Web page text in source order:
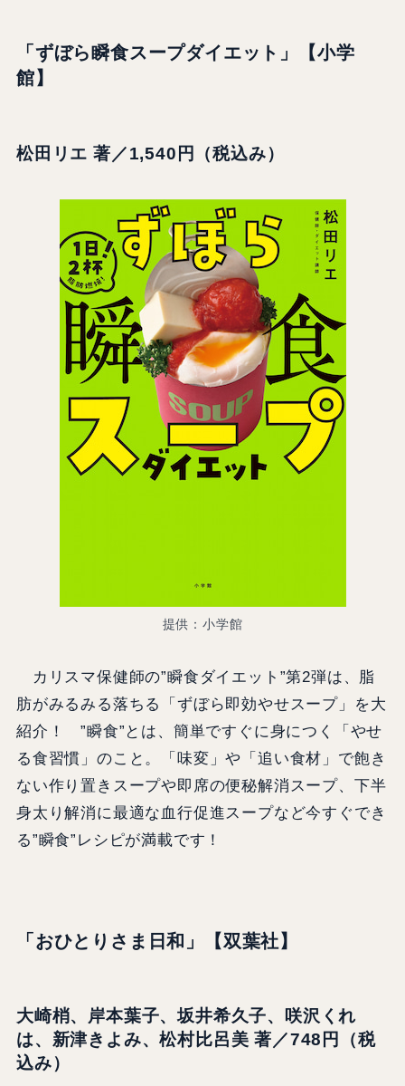
「ずぼら瞬食スープダイエット」【小学
館】
松田リエ 著／1,540円（税込み）
提供：小学館
カリスマ保健師の”瞬食ダイエット”第2弾は、脂
肪がみるみる落ちる「ずぼら即効やせスープ」を大
紹介！ ”瞬食”とは、簡単ですぐに身につく「やせ
る食習慣」のこと。「味変」や「追い食材」で飽き
ない作り置きスープや即席の便秘解消スープ、下半
身太り解消に最適な血行促進スープなど今すぐでき
る”瞬食”レシピが満載です！
「おひとりさま日和」【双葉社】
大崎梢、岸本葉子、坂井希久子、咲沢くれ
は、新津きよみ、松村比呂美 著／748円（税
込み）